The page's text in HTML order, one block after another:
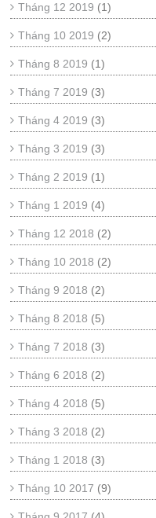
Tháng 12 2019 (1)
Tháng 10 2019 (2)
Tháng 8 2019 (1)
Tháng 7 2019 (3)
Tháng 4 2019 (3)
Tháng 3 2019 (3)
Tháng 2 2019 (1)
Tháng 1 2019 (4)
Tháng 12 2018 (2)
Tháng 10 2018 (2)
Tháng 9 2018 (2)
Tháng 8 2018 (5)
Tháng 7 2018 (3)
Tháng 6 2018 (2)
Tháng 4 2018 (5)
Tháng 3 2018 (2)
Tháng 1 2018 (3)
Tháng 10 2017 (9)